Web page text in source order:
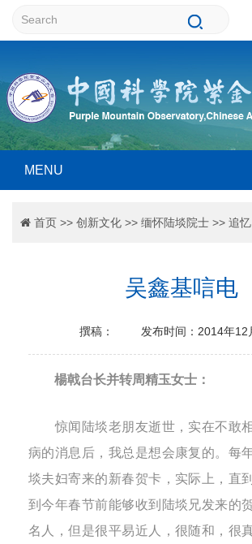
MENU
首页 >> 创新文化 >> 缅怀陆埮院士 >> 追
吴鑫基唁电
撰稿： 发布时间：2014年12
楊戟台长并转周精玉女士：
惊闻陆埮老朋友逝世，实在不敢
病的消息后，我总是想会康复的。每
埮夫妇寄来的新春贺卡，实际上，直
到今年春节前能够收到陆埮兄发来的
名人，但是很平易近人，很随和，很